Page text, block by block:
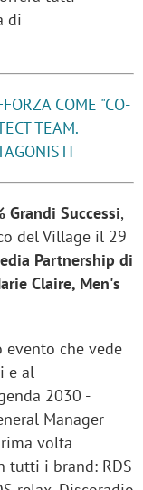
di
COME "CO-
TEAM.
Grandi Successi,
del Village il 29
Partnership di
Claire, Men's
che vede
e al
2030 -
Manager
volta
tutti i brand: RDS